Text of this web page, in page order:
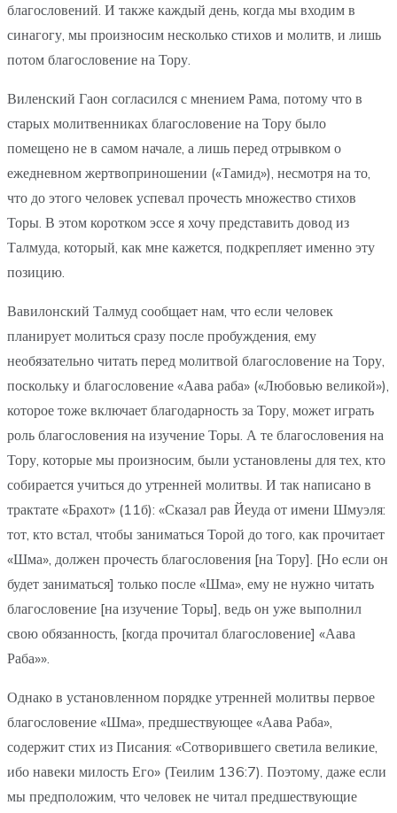
благословений. И также каждый день, когда мы входим в
синагогу, мы произносим несколько стихов и молитв, и лишь
потом благословение на Тору.
Виленский Гаон согласился с мнением Рама, потому что в
старых молитвенниках благословение на Тору было
помещено не в самом начале, а лишь перед отрывком о
ежедневном жертвоприношении («Тамид»), несмотря на то,
что до этого человек успевал прочесть множество стихов
Торы. В этом коротком эссе я хочу представить довод из
Талмуда, который, как мне кажется, подкрепляет именно эту
позицию.
Вавилонский Талмуд сообщает нам, что если человек
планирует молиться сразу после пробуждения, ему
необязательно читать перед молитвой благословение на Тору,
поскольку и благословение «Аава раба» («Любовью великой»),
которое тоже включает благодарность за Тору, может играть
роль благословения на изучение Торы. А те благословения на
Тору, которые мы произносим, были установлены для тех, кто
собирается учиться до утренней молитвы. И так написано в
трактате «Брахот» (11б): «Сказал рав Йеуда от имени Шмуэля:
тот, кто встал, чтобы заниматься Торой до того, как прочитает
«Шма», должен прочесть благословения [на Тору]. [Но если он
будет заниматься] только после «Шма», ему не нужно читать
благословение [на изучение Торы], ведь он уже выполнил
свою обязанность, [когда прочитал благословение] «Аава
Раба»».
Однако в установленном порядке утренней молитвы первое
благословение «Шма», предшествующее «Аава Раба»,
содержит стих из Писания: «Сотворившего светила великие,
ибо навеки милость Его» (Теилим 136:7). Поэтому, даже если
мы предположим, что человек не читал предшествующие